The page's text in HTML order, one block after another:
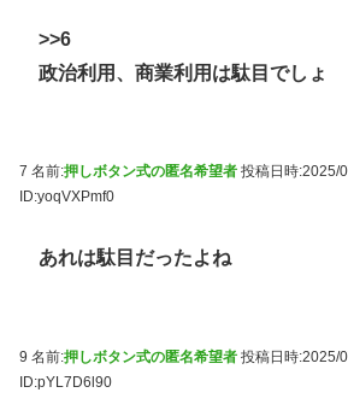
>>6
政治利用、商業利用は駄目でしょ
7 名前:押しボタン式の匿名希望者 投稿日時:2025/
ID:yoqVXPmf0
あれは駄目だったよね
9 名前:押しボタン式の匿名希望者 投稿日時:2025/
ID:pYL7D6l90